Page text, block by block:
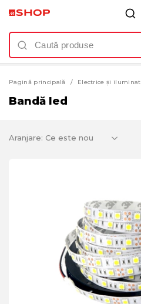
Pagină principală Electrice și iluminat
Bandă led
Aranjare: